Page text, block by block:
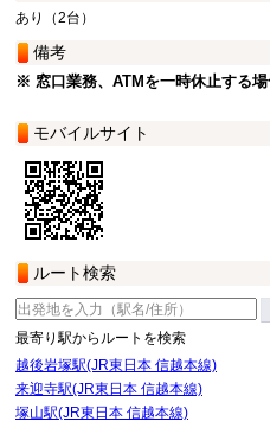
あり（2台）
備考
※ 窓口業務、ATMを一時休止する場
モバイルサイト
ルート検索
最寄り駅からルートを検索
越後岩塚駅(JR東日本 信越本線)
来迎寺駅(JR東日本 信越本線)
塚山駅(JR東日本 信越本線)